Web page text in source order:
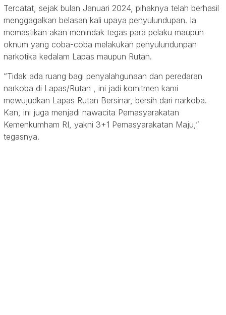
Tercatat, sejak bulan Januari 2024, pihaknya telah berhasil
menggagalkan belasan kali upaya penyulundupan. Ia
memastikan akan menindak tegas para pelaku maupun
oknum yang coba-coba melakukan penyulundunpan
narkotika kedalam Lapas maupun Rutan.
“Tidak ada ruang bagi penyalahgunaan dan peredaran
narkoba di Lapas/Rutan , ini jadi komitmen kami
mewujudkan Lapas Rutan Bersinar, bersih dari narkoba.
Kan, ini juga menjadi nawacita Pemasyarakatan
Kemenkumham RI, yakni 3+1 Pemasyarakatan Maju,”
tegasnya.